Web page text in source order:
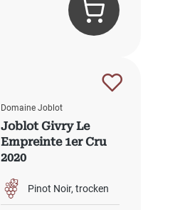
Domaine Joblot
Joblot Givry Le
Empreinte 1er Cru
2020
Pinot Noir trocken